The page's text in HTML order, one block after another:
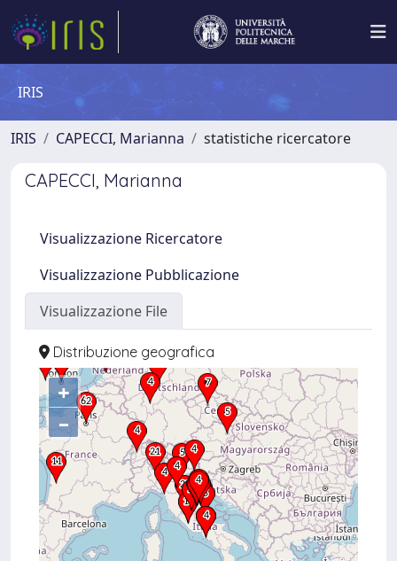
IRIS
IRIS CAPECCI, Marianna statistiche ricercatore
CAPECCI, Marianna
Visualizzazione Ricercatore
Visualizzazione Pubblicazione
Visualizzazione File
Distribuzione geografica
+
–